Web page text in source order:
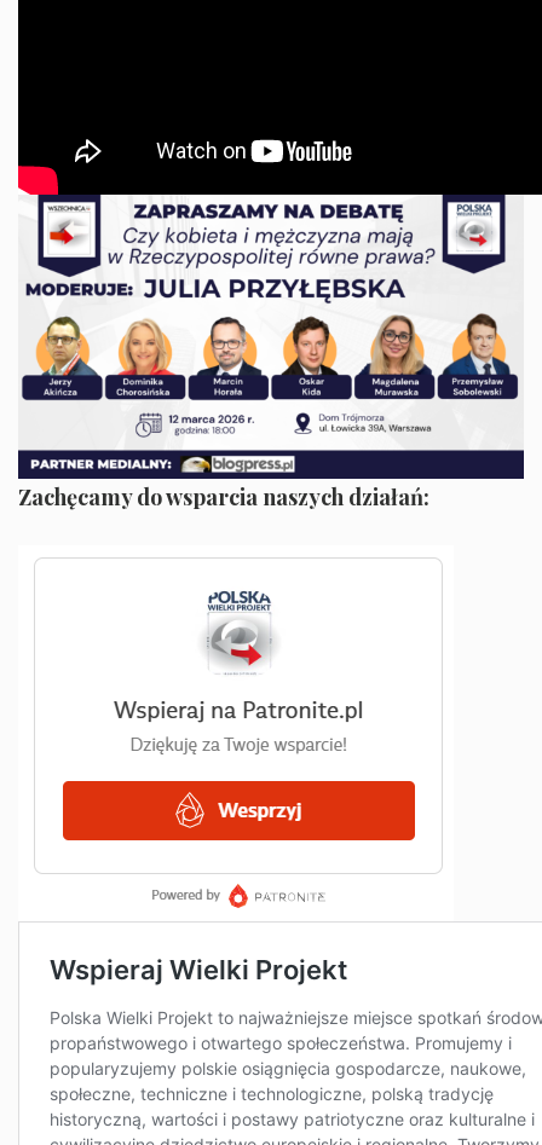
Zachęcamy do wsparcia naszych działań: